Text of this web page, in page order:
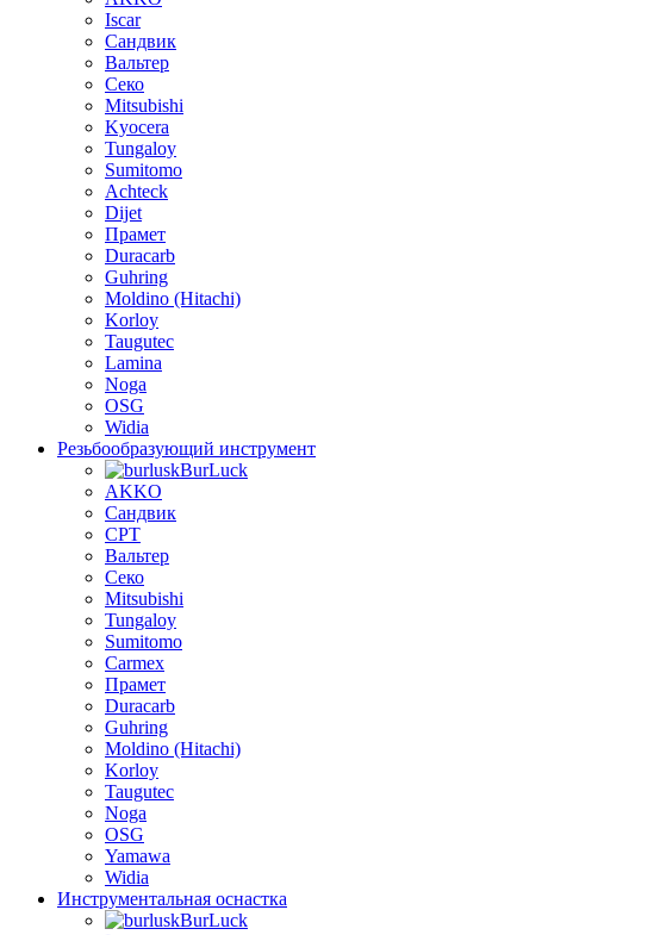
Iscar
Сандвик
Вальтер
Секо
Mitsubishi
Kyocera
Tungaloy
Sumitomo
Achteck
Dijet
Прамет
Duracarb
Guhring
Moldino (Hitachi)
Korloy
Taugutec
Lamina
Noga
OSG
Widia
Резьбообразующий инструмент
BurLuсk
AKKO
Сандвик
CPT
Вальтер
Секо
Mitsubishi
Tungaloy
Sumitomo
Carmex
Прамет
Duracarb
Guhring
Moldino (Hitachi)
Korloy
Taugutec
Noga
OSG
Yamawa
Widia
Инструментальная оснастка
BurLuсk